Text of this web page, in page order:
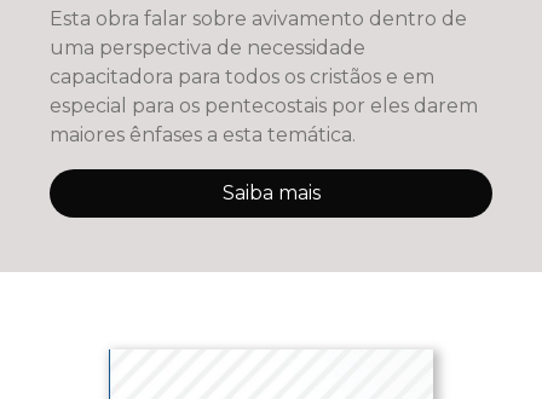
Esta obra falar sobre avivamento dentro de
uma perspectiva de necessidade
capacitadora para todos os cristãos e em
especial para os pentecostais por eles darem
maiores ênfases a esta temática.
Saiba mais